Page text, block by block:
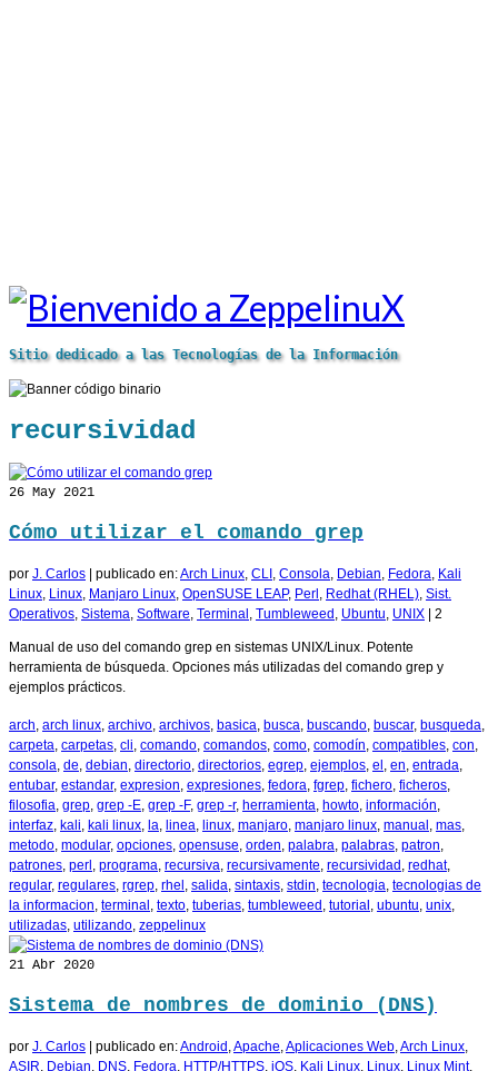
Sitio dedicado a las Tecnologías de la Información
recursividad
26 May 2021
Cómo utilizar el comando grep
por J. Carlos publicado en:Arch Linux, CLI , Consola, Debian, Fedora, Kali
Linux, Linux, Manjaro Linux, OpenSUSE LEAP, Perl , Redhat (RHEL), Sist.
Operativos, Sistema, Software, Terminal , Tumbleweed , Ubuntu, UNIX 2
Manual de uso del comando grep en sistemas UNIX/Linux. Potente
herramienta de búsqueda. Opciones más utilizadas del comando grep y
ejemplos prácticos.
arch, arch linux, archivo, archivos, basica, busca, buscando, buscar, busqueda,
carpeta, carpetas, cli, comando, comandos, como, comodín, compatibles, con,
consola, de, debian, directorio, directorios, egrep, ejemplos, el , en, entrada,
entubar, estandar, expresion, expresiones, fedora, fgrep, fichero, ficheros,
filosofia, grep, grep -E, grep -F, grep -r, herramienta, howto, información,
interfaz, kali, kali linux, la, linea, linux, manjaro, manjaro linux, manual , mas,
metodo, modular, opciones, opensuse, orden, palabra, palabras, patron,
patrones, perl , programa, recursiva, recursivamente, recursividad , redhat,
regular, regulares, rgrep, rhel , salida, sintaxis, stdin, tecnologia, tecnologias de
la informacion, terminal , texto, tuberias, tumbleweed , tutorial , ubuntu, unix,
utilizadas, utilizando, zeppelinux
21 Abr 2020
Sistema de nombres de dominio (DNS)
por J. Carlos publicado en:Android ,Apache,Aplicaciones Web,Arch Linux,
ASIR, Debian, DNS, Fedora, HTTP/HTTPS, iOS, Kali Linux, Linux, Linux Mint,